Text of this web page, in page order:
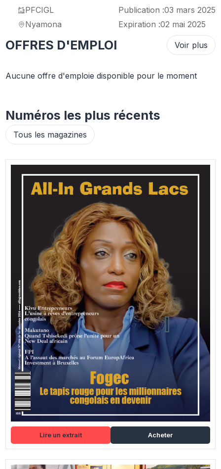
PFCIGL
Nyamona
Publication :03 mars 2025
Expiration :02 mai 2025
OFFRES D'EMPLOI Voir plus
Aucune offre d'emploie disponible pour le moment
Numéros les plus récents
Tous les magazines
Lire un extrait Acheter